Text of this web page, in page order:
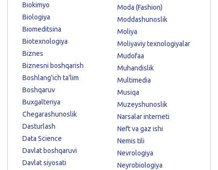
Biokimyo
Biologiya
Biomeditsina
Biotexnologiya
Biznes
Biznesni boshqarish
Boshlang'ich ta'lim
Boshqaruv
Buxgalteriya
Chegarashunoslik
Dasturlash
Data Science
Davlat boshqaruvi
Davlat siyosati
Moda (Fashion)
Moddashunoslik
Moliya
Moliyaviy texnologiyalar
Mudofaa
Muhandislik
Multimedia
Musiqa
Muzeyshunoslik
Narsalar interneti
Neft va gaz ishi
Nemis tili
Nevrologiya
Neyrobiologiya